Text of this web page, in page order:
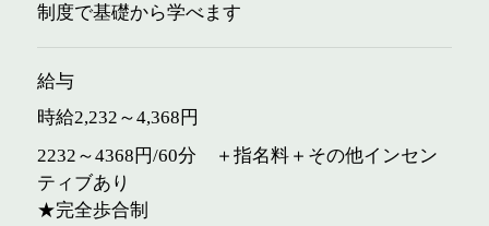
制度で基礎から学べます
給与
時給2,232～4,368円
2232～4368円/60分 ＋指名料＋その他インセン
ティブあり
★完全歩合制